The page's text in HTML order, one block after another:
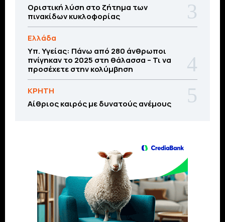
Οριστική λύση στο ζήτημα των
πινακίδων κυκλοφορίας
Ελλάδα
Υπ. Υγείας: Πάνω από 280 άνθρωποι
πνίγηκαν το 2025 στη θάλασσα – Τι να
προσέχετε στην κολύμβηση
ΚΡΗΤΗ
Αίθριος καιρός με δυνατούς ανέμους